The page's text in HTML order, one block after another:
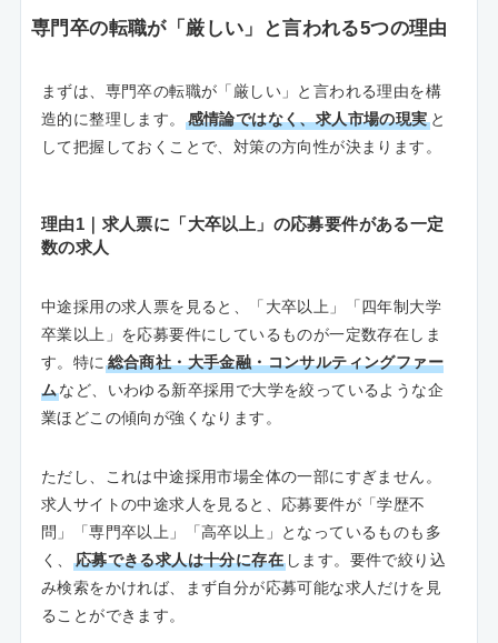
専門卒の転職が「厳しい」と言われる5つの理由
まずは、専門卒の転職が「厳しい」と言われる理由を構
造的に整理します。
感情論ではなく、求人市場の現実と
して把握しておくことで、対策の方向性が決まります。
理由1｜求人票に「大卒以上」の応募要件がある一定
数の求人
中途採用の求人票を見ると、「大卒以上」「四年制大学
卒業以上」を応募要件にしているものが一定数存在しま
す。特に 総合商社・大手金融・コンサルティングファー
ムなど、いわゆる新卒採用で大学を絞っているような企
業ほどこの傾向が強くなります。
ただし、これは中途採用市場全体の一部にすぎません。
求人サイトの中途求人を見ると、応募要件が「学歴不
問」「専門卒以上」「高卒以上」となっているものも多
く、
応募できる求人は十分に存在します。要件で絞り込
み検索をかければ、まず自分が応募可能な求人だけを見
ることができます。